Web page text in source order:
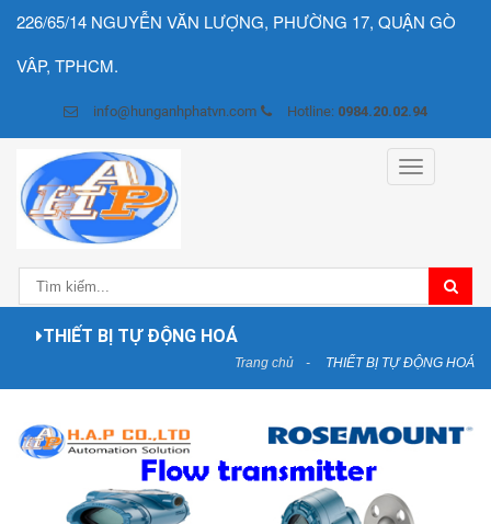
226/65/14 NGUYỄN VĂN LƯỢNG, PHƯỜNG 17, QUẬN GÒ
VÂP, TPHCM.
info@hunganhphatvn.com Hotline: 0984.20.02.94
Toggle
navigation
THIẾT BỊ TỰ ĐỘNG HOÁ
Trang chủ THIẾT BỊ TỰ ĐỘNG HOÁ